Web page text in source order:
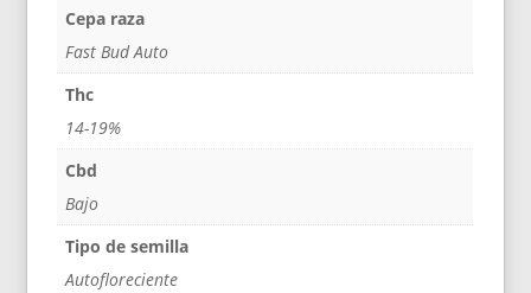
Cepa raza
Fast Bud Auto
Thc
14-19%
Cbd
Bajo
Tipo de semilla
Autofloreciente